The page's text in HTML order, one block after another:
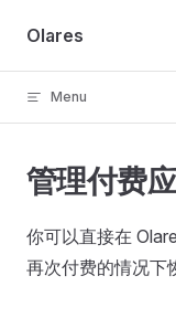
Skip to content
Olares
Menu
管理付费
你可以直接在
再次付费的情况下